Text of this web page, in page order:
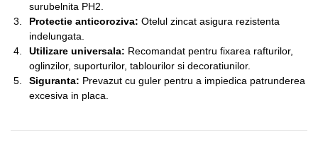
surubelnita PH2.
Protectie anticoroziva: Otelul zincat asigura rezistenta
indelungata.
Utilizare universala: Recomandat pentru fixarea rafturilor,
oglinzilor, suporturilor, tablourilor si decoratiunilor.
Siguranta: Prevazut cu guler pentru a impiedica patrunderea
excesiva in placa.